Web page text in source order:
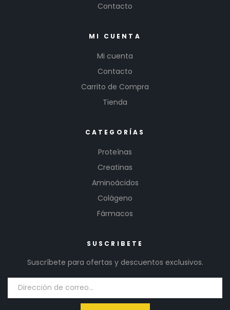
Contacto
MI CUENTA
Mi cuenta
Contacto
Carrito de Compra
Tienda
CATEGORÍAS
Proteínas
Creatinas
Aminoácidos
Colágeno
Fármacos
SUSCRIBETE
Suscríbete para ofertas y descuentos exclusivos.